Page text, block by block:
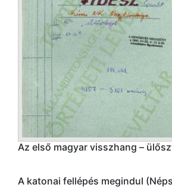
Az első magyar visszhang –
A katonai fellépés megindul